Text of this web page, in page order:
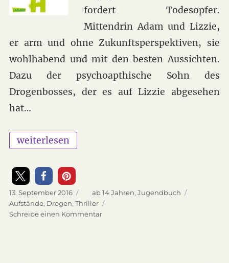
fordert Todesopfer.
Mittendrin Adam und Lizzie,
er arm und ohne Zukunftsperspektiven, sie
wohlhabend und mit den besten Aussichten.
Dazu der psychoapthische Sohn des
Drogenbosses, der es auf Lizzie abgesehen
hat…
„Death – Jugendbuch“
weiterlesen
Veröffentlicht
am
13. September 2016 Kategorien
ab 14 Jahren, Jugendbuch
Schlagwörter
Aufstände, Drogen, Thriller
Schreibe einen Kommentarzu